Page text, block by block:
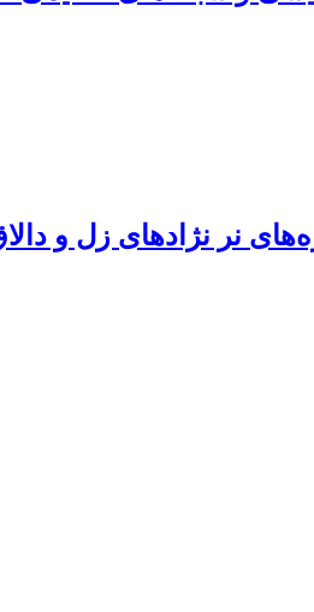
نر نژادهای زل و